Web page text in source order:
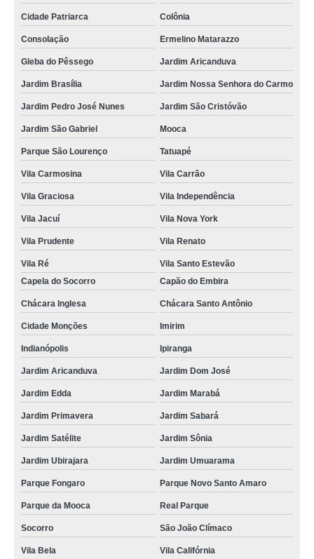
Cidade Patriarca Colônia
Consolação Ermelino Matarazzo
Gleba do Pêssego Jardim Aricanduva
Jardim Brasília Jardim Nossa Senhora do Carmo
Jardim Pedro José Nunes Jardim São Cristóvão
Jardim São Gabriel Mooca
Parque São Lourenço Tatuapé
Vila Carmosina Vila Carrão
Vila Graciosa Vila Independência
Vila Jacuí Vila Nova York
Vila Prudente Vila Renato
Vila Ré
Vila Santo Estevão
Capela do Socorro
Capão do Embira
Chácara Inglesa Chácara Santo Antônio
Cidade Monções Imirim
Indianópolis Ipiranga
Jardim Aricanduva Jardim Dom José
Jardim Edda Jardim Marabá
Jardim Primavera Jardim Sabará
Jardim Satélite Jardim Sônia
Jardim Ubirajara Jardim Umuarama
Parque Fongaro Parque Novo Santo Amaro
Parque da Mooca Real Parque
Socorro São João Clímaco
Vila Bela Vila Califórnia